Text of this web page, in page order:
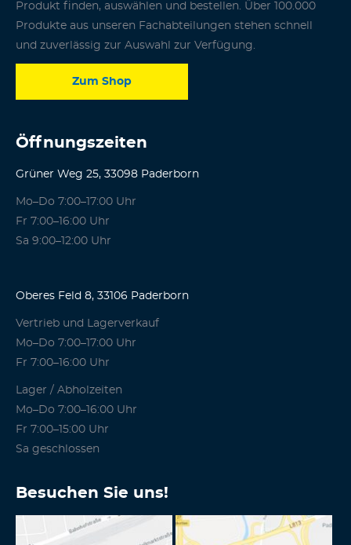
Produkt finden, auswählen und bestellen. Über 100.000
Produkte aus unseren Fachabteilungen stehen schnell
und zuverlässig zur Auswahl zur Verfügung.
Zum Shop
Öffnungszeiten
Grüner Weg 25, 33098 Paderborn
Mo–Do 7:00–17:00 Uhr
Fr 7:00–16:00 Uhr
Sa 9:00–12:00 Uhr
Oberes Feld 8, 33106 Paderborn
Vertrieb und Lagerverkauf
Mo–Do 7:00–17:00 Uhr
Fr 7:00–16:00 Uhr
Lager / Abholzeiten
Mo–Do 7:00–16:00 Uhr
Fr 7:00–15:00 Uhr
Sa geschlossen
Besuchen Sie uns!